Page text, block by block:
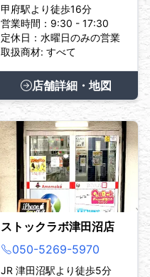
甲府駅より徒歩16分
営業時間：9:30 - 17:30
定休日：水曜日のみの営業
取扱商材: すべて
店舗詳細・地図
ストックラボ津田沼店
050-5269-5970
JR 津田沼駅より徒歩5分